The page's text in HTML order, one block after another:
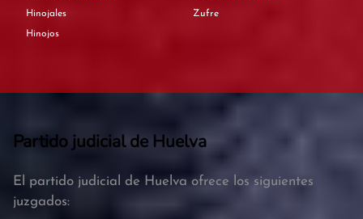
Hinojales
Hinojos
Zufre
Partido judicial de Huelva
El partido judicial de Huelva ofrece los siguientes
juzgados: